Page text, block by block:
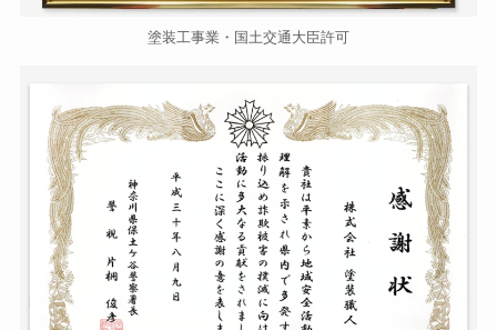
塗装工事業・国土交通大臣許可